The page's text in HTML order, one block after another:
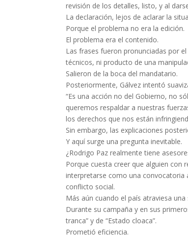
revisión de los detalles, listo, y al
La declaración, lejos de aclarar la
Porque el problema no era la edición.
El problema era el contenido.
Las frases fueron pronunciadas por
técnicos, ni producto de una
Salieron de la boca del mandatario.
Posteriormente, Gálvez intentó
“Es una acción no del Gobierno, no
queremos respaldar a nuestras
los derechos que nos están
Sin embargo, las explicaciones
Y aquí surge una pregunta inevitable.
¿Rodrigo Paz realmente tiene
Porque cuesta creer que alguien con
interpretarse como una convocatoria
conflicto social.
Más aún cuando el país atraviesa
Durante su campaña y en sus
tranca” y de “Estado cloaca”.
Prometió eficiencia.